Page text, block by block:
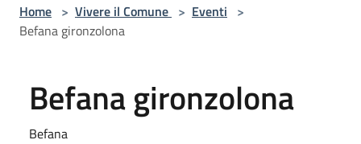
Home > Vivere il Comune > Eventi >
Befana gironzolona
Befana gironzolona
Befana